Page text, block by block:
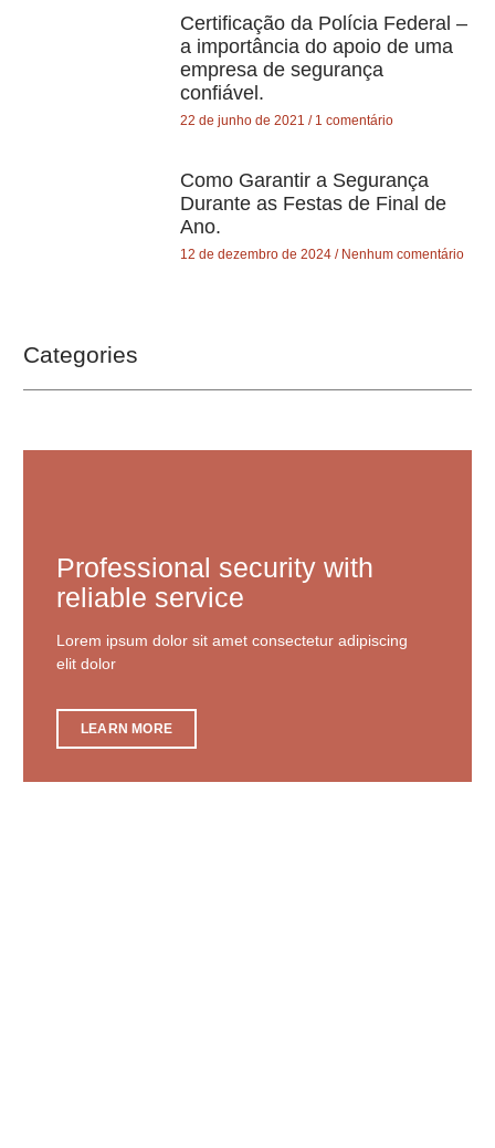
Certificação da Polícia Federal –
a importância do apoio de uma
empresa de segurança
confiável.
22 de junho de 2021 1 comentário
Como Garantir a Segurança
Durante as Festas de Final de
Ano.
12 de dezembro de 2024 Nenhum comentário
Categories
Professional security with
reliable service
Lorem ipsum dolor sit amet consectetur adipiscing
elit dolor
LEARN MORE